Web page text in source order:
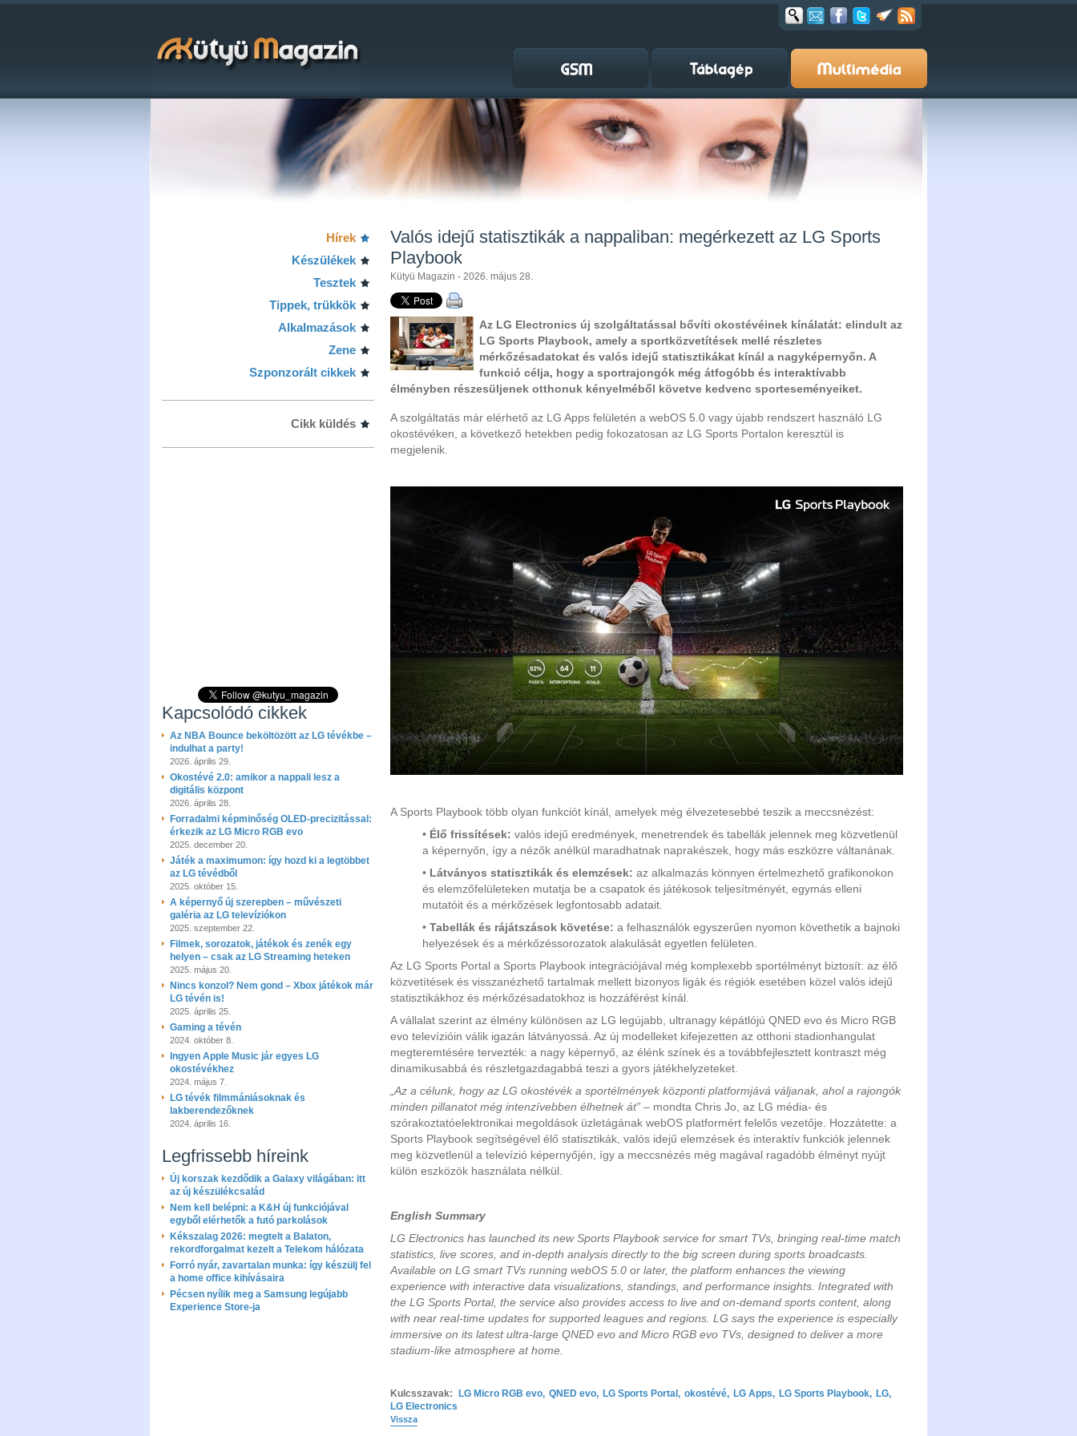
Hírek
Készülékek
Tesztek
Tippek, trükkök
Alkalmazások
Zene
Szponzorált cikkek
Cikk küldés
Kapcsolódó cikkek
Az NBA Bounce beköltözött az LG tévékbe –
indulhat a party!
2026. április 29.
Okostévé 2.0: amikor a nappali lesz a
digitális központ
2026. április 28.
Forradalmi képminőség OLED-precizitással:
érkezik az LG Micro RGB evo
2025. december 20.
Játék a maximumon: így hozd ki a legtöbbet
az LG tévédből
2025. október 15.
A képernyő új szerepben – művészeti
galéria az LG televíziókon
2025. szeptember 22.
Filmek, sorozatok, játékok és zenék egy
helyen – csak az LG Streaming heteken
2025. május 20.
Nincs konzol? Nem gond – Xbox játékok már
LG tévén is!
2025. április 25.
Gaming a tévén
2024. október 8.
Ingyen Apple Music jár egyes LG
okostévékhez
2024. május 7.
LG tévék filmmániásoknak és
lakberendezőknek
2024. április 16.
Legfrissebb híreink
Új korszak kezdődik a Galaxy világában: itt
az új készülékcsalád
Nem kell belépni: a K&H új funkciójával
egyből elérhetők a futó parkolások
Kékszalag 2026: megtelt a Balaton,
rekordforgalmat kezelt a Telekom hálózata
Forró nyár, zavartalan munka: így készülj fel
a home office kihívásaira
Pécsen nyílik meg a Samsung legújabb
Experience Store-ja
Valós idejű statisztikák a nappaliban: megérkezett az LG Sports
Playbook
Kütyü Magazin - 2026. május 28.
Az LG Electronics új szolgáltatással bővíti okostévéinek kínálatát: elindult az
LG Sports Playbook, amely a sportközvetítések mellé részletes
mérkőzésadatokat és valós idejű statisztikákat kínál a nagyképernyőn. A
funkció célja, hogy a sportrajongók még átfogóbb és interaktívabb
élményben részesüljenek otthonuk kényelméből követve kedvenc sporteseményeiket.
A szolgáltatás már elérhető az LG Apps felületén a webOS 5.0 vagy újabb rendszert használó LG
okostévéken, a következő hetekben pedig fokozatosan az LG Sports Portalon keresztül is
megjelenik.
A Sports Playbook több olyan funkciót kínál, amelyek még élvezetesebbé teszik a meccsnézést:
• Élő frissítések: valós idejű eredmények, menetrendek és tabellák jelennek meg közvetlenül
a képernyőn, így a nézők anélkül maradhatnak naprakészek, hogy más eszközre váltanának.
• Látványos statisztikák és elemzések: az alkalmazás könnyen értelmezhető grafikonokon
és elemzőfelületeken mutatja be a csapatok és játékosok teljesítményét, egymás elleni
mutatóit és a mérkőzések legfontosabb adatait.
• Tabellák és rájátszások követése: a felhasználók egyszerűen nyomon követhetik a bajnoki
helyezések és a mérkőzéssorozatok alakulását egyetlen felületen.
Az LG Sports Portal a Sports Playbook integrációjával még komplexebb sportélményt biztosít: az élő
közvetítések és visszanézhető tartalmak mellett bizonyos ligák és régiók esetében közel valós idejű
statisztikákhoz és mérkőzésadatokhoz is hozzáférést kínál.
A vállalat szerint az élmény különösen az LG legújabb, ultranagy képátlójú QNED evo és Micro RGB
evo televízióin válik igazán látványossá. Az új modelleket kifejezetten az otthoni stadionhangulat
megteremtésére tervezték: a nagy képernyő, az élénk színek és a továbbfejlesztett kontraszt még
dinamikusabbá és részletgazdagabbá teszi a gyors játékhelyzeteket.
„Az a célunk, hogy az LG okostévék a sportélmények központi platformjává váljanak, ahol a rajongók
minden pillanatot még intenzívebben élhetnek át” – mondta Chris Jo, az LG média- és
szórakoztatóelektronikai megoldások üzletágának webOS platformért felelős vezetője. Hozzátette: a
Sports Playbook segítségével élő statisztikák, valós idejű elemzések és interaktív funkciók jelennek
meg közvetlenül a televízió képernyőjén, így a meccsnézés még magával ragadóbb élményt nyújt
külön eszközök használata nélkül.
English Summary
LG Electronics has launched its new Sports Playbook service for smart TVs, bringing real-time match
statistics, live scores, and in-depth analysis directly to the big screen during sports broadcasts.
Available on LG smart TVs running webOS 5.0 or later, the platform enhances the viewing
experience with interactive data visualizations, standings, and performance insights. Integrated with
the LG Sports Portal, the service also provides access to live and on-demand sports content, along
with near real-time updates for supported leagues and regions. LG says the experience is especially
immersive on its latest ultra-large QNED evo and Micro RGB evo TVs, designed to deliver a more
stadium-like atmosphere at home.
Kulcsszavak: LG Micro RGB evo, QNED evo, LG Sports Portal , okostévé, LG Apps, LG Sports Playbook, LG,
LG Electronics
Vissza